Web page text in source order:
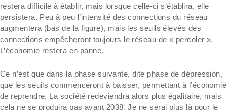
restera difficile à établir, mais lorsque celle-ci s’établira, elle
persistera. Peu à peu l’intensité des connections du réseau
augmentera (bas de la figure), mais les seuils élevés des
connections empêcheront toujours le réseau de « percoler ».
L’économie restera en panne.
Ce n’est que dans la phase suivante, dite phase de dépression,
que les seuils commenceront à baisser, permettant à l’économie
de reprendre. La société redeviendra alors plus égalitaire, mais
cela ne se produira pas avant 2038. Je ne serai plus là pour le